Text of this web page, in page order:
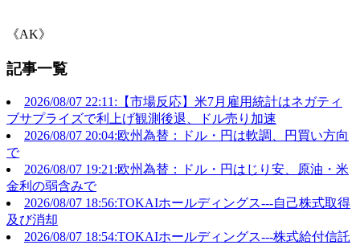
《AK》
記事一覧
2026/08/07 22:11:【市場反応】米7月雇用統計はネガティ
ブサプライズで利上げ観測後退、ドル売り加速
2026/08/07 20:04:欧州為替：ドル・円は軟調、円買い方向
で
2026/08/07 19:21:欧州為替：ドル・円はじり安、原油・米
金利の弱含みで
2026/08/07 18:56:TOKAIホールディングス---自己株式取得
及び消却
2026/08/07 18:54:TOKAIホールディングス---株式給付信託